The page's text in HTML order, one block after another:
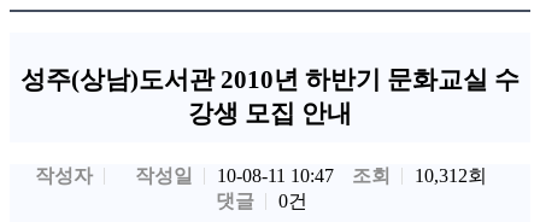
성주(상남)도서관 2010년 하반기 문화교실 수
강생 모집 안내
작성자 작성일 10-08-11 10:47 조회
10,312회
댓글
0건